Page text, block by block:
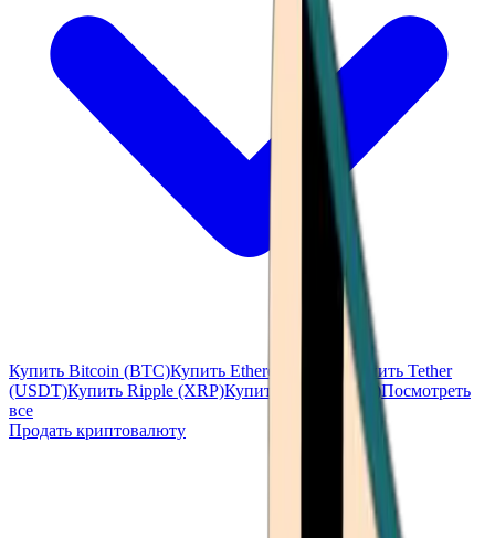
Купить Bitcoin (BTC)Купить Ethereum (ETH)
Купить Tether
(USDT)Купить Ripple (XRP)Купить Solana (SOL)Посмотреть
все
Продать криптовалюту